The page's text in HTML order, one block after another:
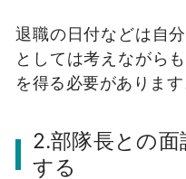
退職の日付などは自
としては考えながら
を得る必要があります
2.部隊長との
する